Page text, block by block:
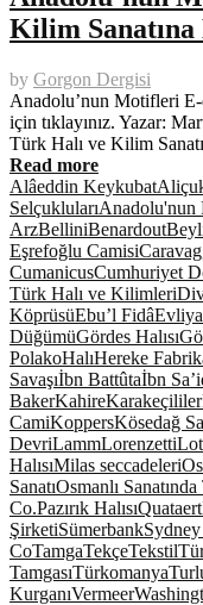
Kilim Sanatına
by Gorgon Dergisi
Anadolu’nun Motifleri E-
için tıklayınız. Yazar:
Türk Halı ve Kilim
Read more
Alâeddin Keykubat
SelçuklularıAnadolu'nun
ArzBelliniBenardout
Eşrefoğlu Camisi
CumanicusCumhuriyet
Türk Halı ve Kilimleri
KöprüsüEbu’l Fidâ
DüğümüGördes Halısı
PolakoHalıHereke
Savaşıİbn Battûtaİbn
BakerKahireKarakeçililer
CamiKoppersKösedağ
DevriLammLorenzetti
HalısıMilas seccadeleri
SanatıOsmanlı
Co.Pazırık HalısıQuataert
ŞirketiSümerbank
CoTamgaTekçeTekstil
TamgasıTürkomanya
KurganıVermeer